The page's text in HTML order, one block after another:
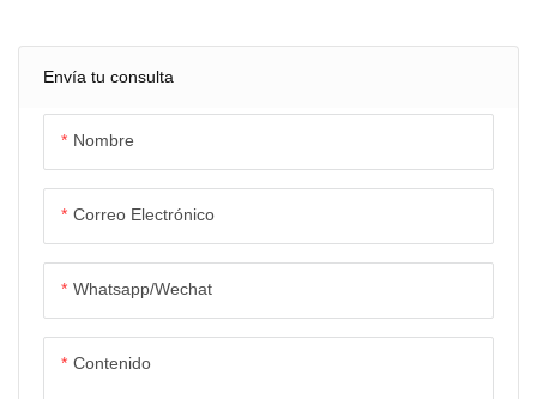
Envía tu consulta
Nombre
Correo Electrónico
Whatsapp/wechat
Contenido
FOXTECH C1